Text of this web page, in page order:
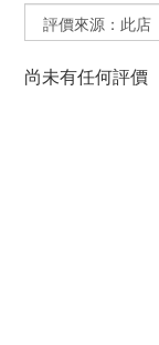
尚未有任何評價